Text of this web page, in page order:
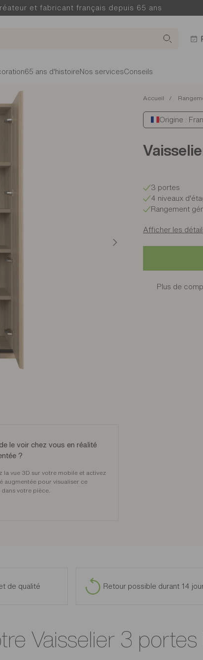
et fabricant français depuis 65 ans
65 ans d'histoire Nos servicesConseils
le voir chez vous en réalité
?
la vue 3D sur votre mobile et activez
augmentée pour visualiser ce
dans votre pièce.
Accueil
Origine :
3 portes
4 niveaux
Rangement
Afficher les
Plus de
de qualité Retour possible durant 14
Vaisselier 3 portes